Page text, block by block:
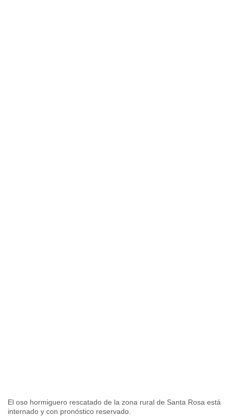
El oso hormiguero rescatado de la zona rural de Santa Rosa está
internado y con pronóstico reservado.